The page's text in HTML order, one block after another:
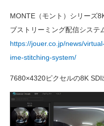
MONTE（モント）シリーズ
ブストリーミング配信システ
https://jouer.co.jp/news/
ime-stitching-system/
7680×4320ピクセルの8K SDI